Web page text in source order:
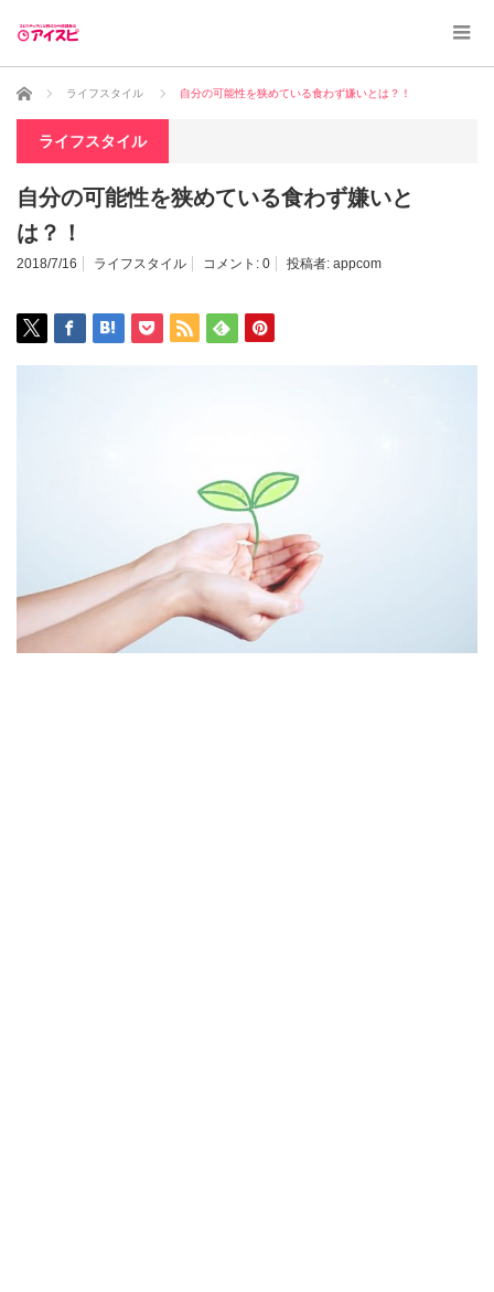
ホーム ライフスタイル 自分の可能性を狭めている食わず嫌いとは？！
ライフスタイル
自分の可能性を狭めている食わず嫌いと
は？！
2018/7/16 ライフスタイル コメント: 0 投稿者: appcom